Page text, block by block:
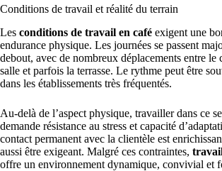
Conditions de travail et réalité du terrain
Les conditions de travail en café exigent une
endurance physique. Les journées se passent
debout, avec de nombreux déplacements entre le
salle et parfois la terrasse. Le rythme peut être
dans les établissements très fréquentés.
Au-delà de l’aspect physique, travailler dans ce
demande résistance au stress et capacité
contact permanent avec la clientèle est
aussi être exigeant. Malgré ces contraintes,
offre un environnement dynamique, convivial et